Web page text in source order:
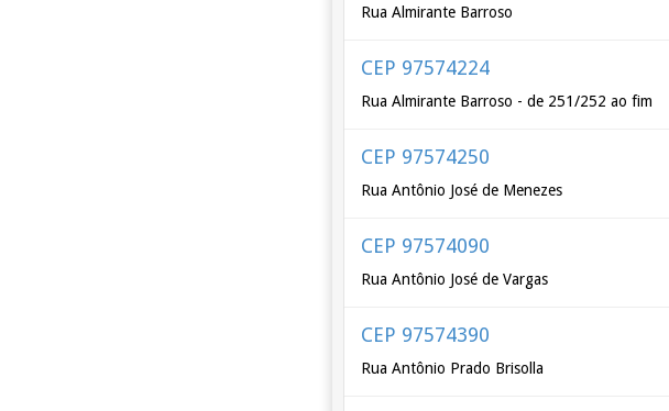
Rua Almirante Barroso
CEP 97574224
Rua Almirante Barroso - de 251/252 ao fim
CEP 97574250
Rua Antônio José de Menezes
CEP 97574090
Rua Antônio José de Vargas
CEP 97574390
Rua Antônio Prado Brisolla